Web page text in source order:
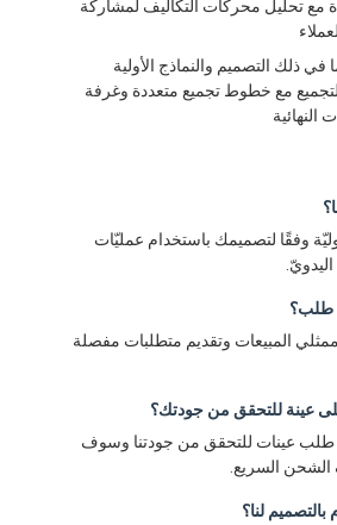
مع تحليل محركات التكاليف لمشاركة
في ذلك التصميم والنماذج الأولية
مع خطوط تجميع متعددة وغرفة
النهائية
وفقًا لتصميمك باستخدام عمليّات
المبيعات وتقديم متطلبات مفصلة
عينة للتحقق من جودتك؟
طلب عينات للتحقق من جودتنا وسوف
الشحن السريع.